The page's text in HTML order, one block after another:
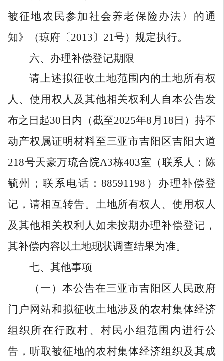
被征地农民参加社会养老保险办法 〉 的通
知》（琼府〔2013〕 21号）规定执行。
六、办理补偿登记期限
请上述拟征收土地范围内的土地所有权
人、使用权人及其他相关权利人自本公告发
布之日起30 日 内 （截至2025年8 月 18 日） 持不
动产权属证明材料至三亚市吉阳区吉阳大道
218号天豪万琉合院A3栋403室 （联系人：陈
毓州；联系电话：88591198 ） 办理补偿登
记， 请相互转告。土地所有权人、使用权人
及其他相关权利人如未按期办理补偿登记，
其补偿内容以土地现状调查结果为准。
七、其他事项
（一） 本公告在三亚市吉阳区人民政府
门户网站和拟征收土地涉及的农村集体经济
组织所在行政村、村民小组范围内进行公
告，听取被征地的农村集体经济组织及其成